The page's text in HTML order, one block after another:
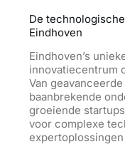
De
Eindhoven
Eindhoven’s
innovatiecentrum
Van
baanbrekende
groeiende
voor complexe